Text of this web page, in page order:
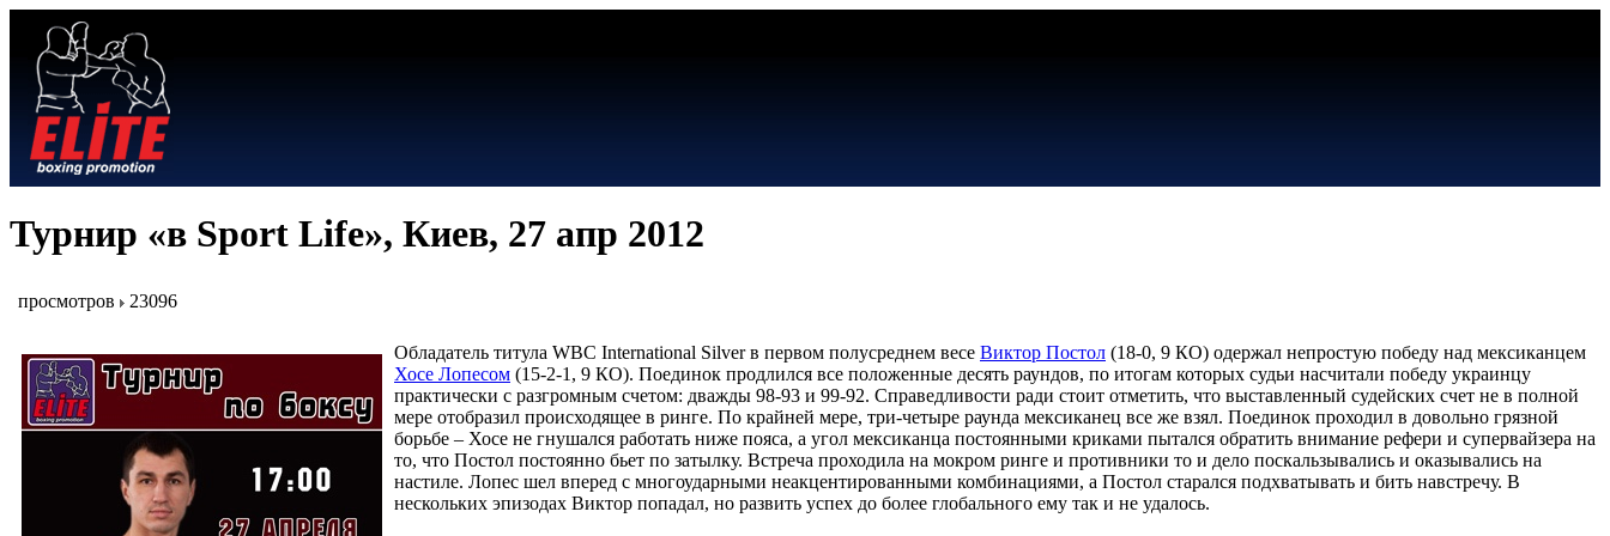
Турнир «в Sport Life», Киев, 27 апр 2012
просмотров 23096
Обладатель титула WBC International Silver в первом полусреднем весе Виктор Постол (18-0, 9 КО) одержал непростую победу над мексиканцем
Хосе Лопесом (15-2-1, 9 КО). Поединок продлился все положенные десять раундов, по итогам которых судьи насчитали победу украинцу
практически с разгромным счетом: дважды 98-93 и 99-92. Справедливости ради стоит отметить, что выставленный судейских счет не в полной
мере отобразил происходящее в ринге. По крайней мере, три-четыре раунда мексиканец все же взял. Поединок проходил в довольно грязной
борьбе – Хосе не гнушался работать ниже пояса, а угол мексиканца постоянными криками пытался обратить внимание рефери и супервайзера на
то, что Постол постоянно бьет по затылку. Встреча проходила на мокром ринге и противники то и дело поскальзывались и оказывались на
настиле. Лопес шел вперед с многоударными неакцентированными комбинациями, а Постол старался подхватывать и бить навстречу. В
нескольких эпизодах Виктор попадал, но развить успех до более глобального ему так и не удалось.